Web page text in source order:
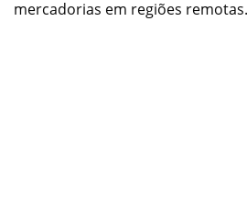
mercadorias em regiões remotas.